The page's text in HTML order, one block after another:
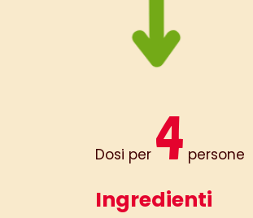
Dosi per 4 persone
Ingredienti